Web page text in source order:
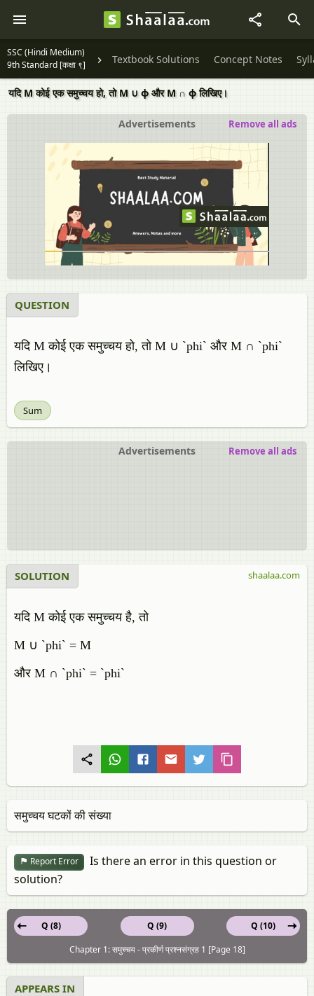
SSC (Hindi Medium)
9th Standard [कक्षा ९]
Textbook Solutions Concept Notes
यदि M कोई एक समुच्चय हो, तो M ∪ ϕ और M ∩ ϕ लिखिए।
Advertisements Remove all ads
QUESTION
यदि M कोई एक समुच्चय हो, तो M ∪ `phi` और M ∩ `phi`
लिखिए।
Sum
Advertisements Remove all ads
SOLUTION
यदि M कोई एक समुच्चय है, तो
M ∪ `phi` = M
और M ∩ `phi` = `phi`
shaalaa.com
समुच्चय घटकों की संख्या
Report Error
Is there an error in this question or
solution?
Q (9)
Q (8)
Q (10)
Chapter 1: समुच्चय - प्रकीर्ण प्रश्नसंग्रह 1 [Page 18]
APPEARS IN